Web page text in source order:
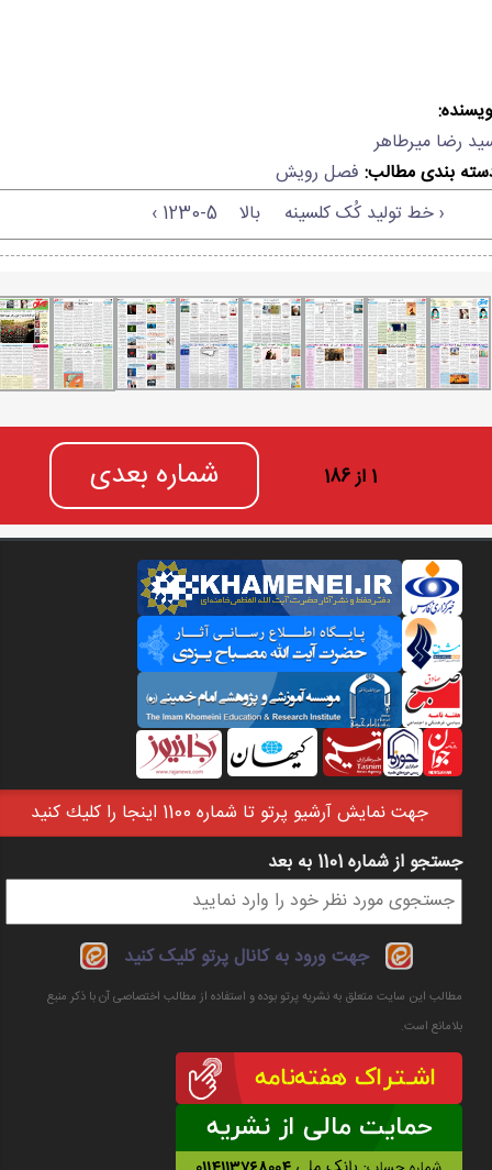
رضا میرطاهر
بندی مطالب: فصل رویش
‹ خط تولید کُک کلسینه
بالا 1230-5 ›
1 از 186 شماره بعدی
جهت نمايش آرشيو پرتو تا شماره 1100 اينجا را كليك كنيد
فرم جستجو
جستجو از شماره 1101 به بعد
جهت ورود به کانال پرتو کلیک کنید
مطالب این سایت متعلق به نشریه پرتو بوده و استفاده از مطالب اختصاصی آن با ذکر منبع
بلامانع است.